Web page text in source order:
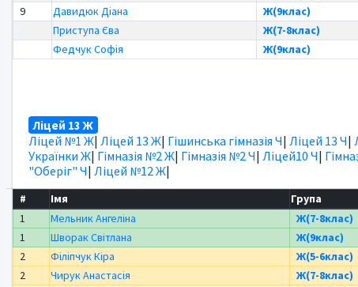
9
Давидюк Діана Ж(9клас)
Приступа Єва
Ж(7-8клас)
Федчук Софія
Ж(9клас)
Ліцей 13 Ж
Ліцей №1 Ж| Ліцей 13 Ж| Гішинська гімназія Ч| Ліцей 13 Ч|
Українки Ж| Гімназія №2 Ж| Гімназія №2 Ч| Ліцей10 Ч|
"Оберіг" Ч| Ліцей №12 Ж|
# Імя Група
1
Мельник Ангеліна Ж(7-8клас)
1
Шворак Світлана Ж(9клас)
2
Філіпчук Кіра Ж(5-6клас)
2
Чирук Анастасія Ж(7-8клас)